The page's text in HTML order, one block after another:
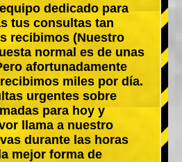
dedicado para
tus consultas tan
recibimos (Nuestro
normal es de unas
afortunadamente
miles por día.
urgentes sobre
para hoy y
llama a nuestro
durante las horas
mejor forma de